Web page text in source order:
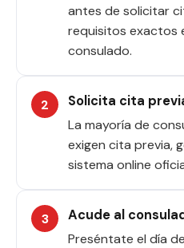
antes de solicitar
requisitos exactos
consulado.
Solicita cita
La mayoría de
exigen cita previa,
sistema online
Acude al
Preséntate el día